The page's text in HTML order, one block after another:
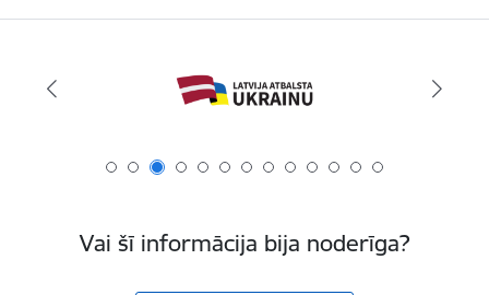
Vai šī informācija bija noderīga?